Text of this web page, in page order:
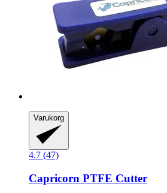
Varukorg
4.7 (47)
Capricorn PTFE Cutter